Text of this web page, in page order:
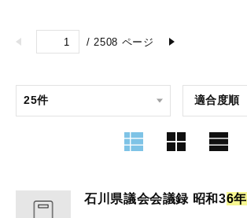
/ 2508 ページ
石川県議会会議録 昭和36年